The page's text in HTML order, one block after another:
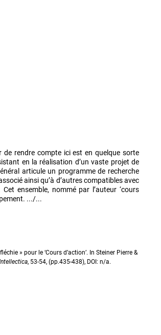
de rendre compte ici est en quelque sorte
en la réalisation d’un vaste projet de
articule un programme de recherche
ainsi qu’à d’autres compatibles avec
ensemble, nommé par l’auteur ‘cours
.../...
» pour le ‘Cours d’action’. In Steiner Pierre &
, 53-54, (pp.435-438), DOI: n/a.